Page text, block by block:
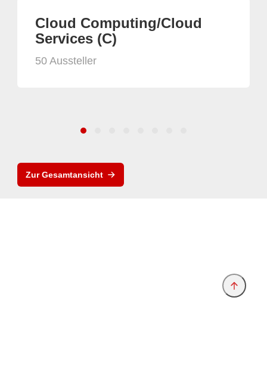
Cloud Computing/Cloud
Services (C)
50 Aussteller
Zur Gesamtansicht